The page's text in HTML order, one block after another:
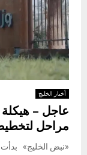
أخبار الخليج
مراحل
«نبض الخليج» بدأت